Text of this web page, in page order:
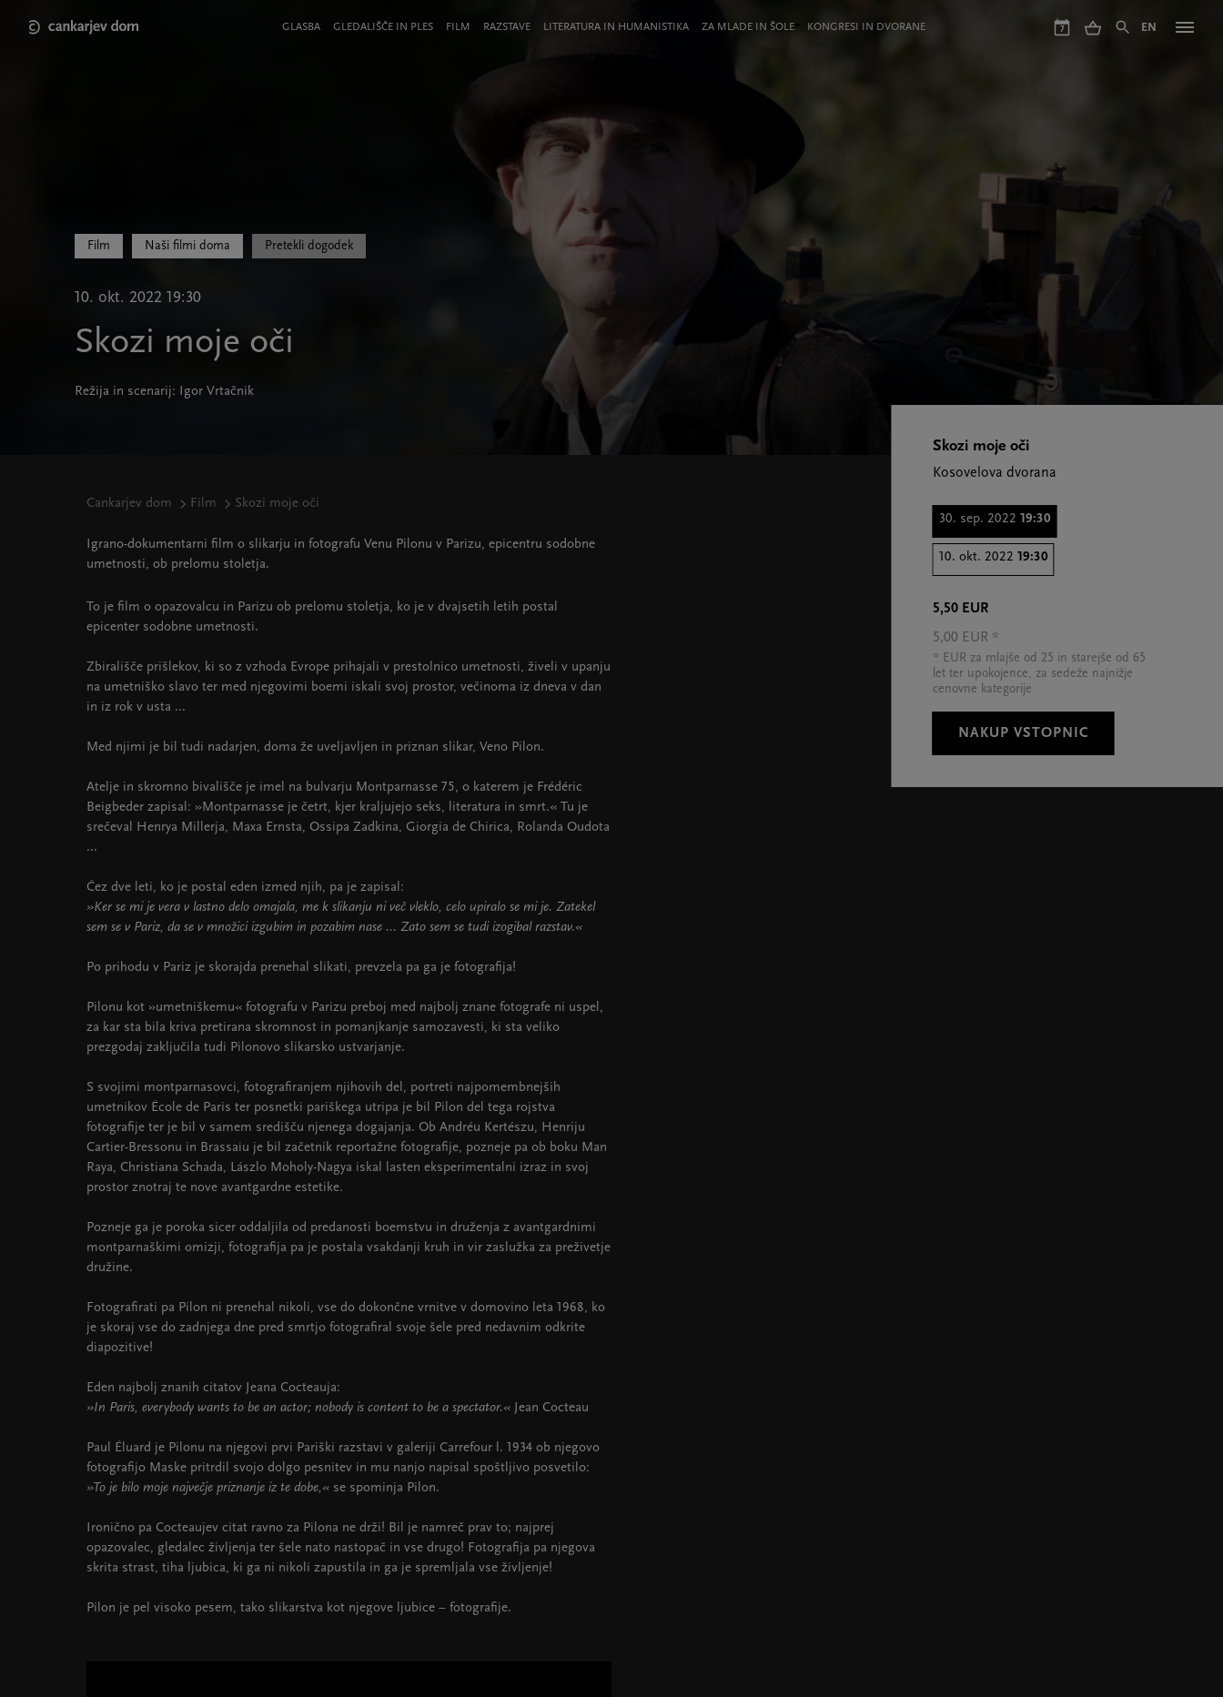
main
MeniGLASBA GLEDALIŠČE IN PLES FILM RAZSTAVE LITERATURA IN HUMANISTIKA ZA MLADE IN ŠOLE KONGRESI IN DVORANE 7 EN
Film Naši filmi doma Pretekli dogodek
10. okt. 2022 19:30
Skozi moje oči
Režija in scenarij: Igor Vrtačnik
Cankarjev dom Film Skozi moje oči
Igrano-dokumentarni film o slikarju in fotografu Venu Pilonu v Parizu, epicentru sodobne
umetnosti, ob prelomu stoletja.
To je film o opazovalcu in Parizu ob prelomu stoletja, ko je v dvajsetih letih postal
epicenter sodobne umetnosti.
Zbirališče prišlekov, ki so z vzhoda Evrope prihajali v prestolnico umetnosti, živeli v upanju
na umetniško slavo ter med njegovimi boemi iskali svoj prostor, večinoma iz dneva v dan
in iz rok v usta ...
Med njimi je bil tudi nadarjen, doma že uveljavljen in priznan slikar, Veno Pilon.
Atelje in skromno bivališče je imel na bulvarju Montparnasse 75, o katerem je Frédéric
Beigbeder zapisal: »Montparnasse je četrt, kjer kraljujejo seks, literatura in smrt.« Tu je
srečeval Henrya Millerja, Maxa Ernsta, Ossipa Zadkina, Giorgia de Chirica, Rolanda Oudota
...
Čez dve leti, ko je postal eden izmed njih, pa je zapisal:
»Ker se mi je vera v lastno delo omajala, me k slikanju ni več vleklo, celo upiralo se mi je. Zatekel
sem se v Pariz, da se v množici izgubim in pozabim nase ... Zato sem se tudi izogibal razstav.«
Po prihodu v Pariz je skorajda prenehal slikati, prevzela pa ga je fotografija!
Pilonu kot »umetniškemu« fotografu v Parizu preboj med najbolj znane fotografe ni uspel,
za kar sta bila kriva pretirana skromnost in pomanjkanje samozavesti, ki sta veliko
prezgodaj zaključila tudi Pilonovo slikarsko ustvarjanje.
S svojimi montparnasovci, fotografiranjem njihovih del, portreti najpomembnejših
umetnikov École de Paris ter posnetki pariškega utripa je bil Pilon del tega rojstva
fotografije ter je bil v samem središču njenega dogajanja. Ob Andréu Kertészu, Henriju
Cartier-Bressonu in Brassaiu je bil začetnik reportažne fotografije, pozneje pa ob boku Man
Raya, Christiana Schada, Lászlo Moholy-Nagya iskal lasten eksperimentalni izraz in svoj
prostor znotraj te nove avantgardne estetike.
Pozneje ga je poroka sicer oddaljila od predanosti boemstvu in druženja z avantgardnimi
montparnaškimi omizji, fotografija pa je postala vsakdanji kruh in vir zaslužka za preživetje
družine.
Fotografirati pa Pilon ni prenehal nikoli, vse do dokončne vrnitve v domovino leta 1968, ko
je skoraj vse do zadnjega dne pred smrtjo fotografiral svoje šele pred nedavnim odkrite
diapozitive!
Eden najbolj znanih citatov Jeana Cocteauja:
»In Paris, everybody wants to be an actor; nobody is content to be a spectator.« Jean Cocteau
Paul Éluard je Pilonu na njegovi prvi Pariški razstavi v galeriji Carrefour l. 1934 ob njegovo
fotografijo Maske pritrdil svojo dolgo pesnitev in mu nanjo napisal spoštljivo posvetilo:
»To je bilo moje največje priznanje iz te dobe,« se spominja Pilon.
Ironično pa Cocteaujev citat ravno za Pilona ne drži! Bil je namreč prav to; najprej
opazovalec, gledalec življenja ter šele nato nastopač in vse drugo! Fotografija pa njegova
skrita strast, tiha ljubica, ki ga ni nikoli zapustila in ga je spremljala vse življenje!
Pilon je pel visoko pesem, tako slikarstva kot njegove ljubice – fotografije.
Skozi moje oči
Kosovelova dvorana
30. sep. 2022 19:30
10. okt. 2022 19:30
5,50 EUR
5,00 EUR *
* EUR za mlajše od 25 in starejše od 65
let ter upokojence, za sedeže najnižje
cenovne kategorije
NAKUP VSTOPNIC